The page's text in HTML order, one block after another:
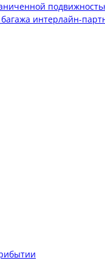
интерлайн-